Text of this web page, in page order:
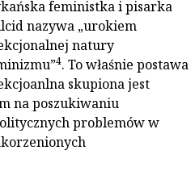
feministka i pisarka
nazywa „urokiem
natury
4. To właśnie postawa
skupiona jest
na poszukiwaniu
problemów w